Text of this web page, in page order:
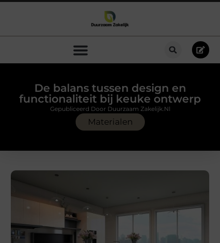
De balans tussen design en
functionaliteit bij keuke ontwerp
Materialen
Gepubliceerd Door Duurzaam Zakelijk.nl